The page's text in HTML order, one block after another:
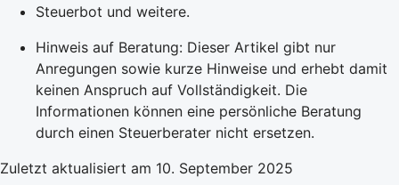
Steuerbot und weitere.
Hinweis auf Beratung: Dieser Artikel gibt nur
Anregungen sowie kurze Hinweise und erhebt damit
keinen Anspruch auf Vollständigkeit. Die
Informationen können eine persönliche Beratung
durch einen Steuerberater nicht ersetzen.
Zuletzt aktualisiert am 10. September 2025